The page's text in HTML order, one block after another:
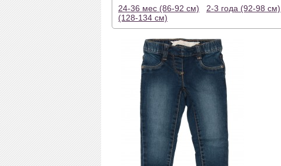
24-36 мес (86-92 см) 2-3 года (92-98 см)
(128-134 см)